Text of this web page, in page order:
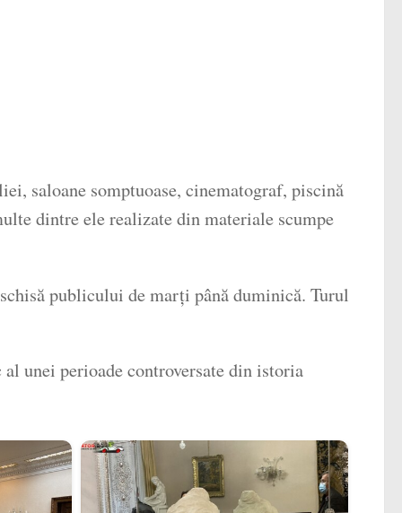
saloane somptuoase, cinematograf, piscină
dintre ele realizate din materiale scumpe
publicului de marți până duminică. Turul
unei perioade controversate din istoria